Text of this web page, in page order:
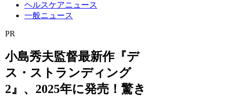
ヘルスケアニュース
一般ニュース
PR
小島秀夫監督最新作『デ
ス・ストランディング
2』、2025年に発売！驚き